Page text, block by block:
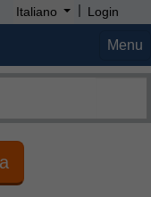
Italiano | Login
Menu